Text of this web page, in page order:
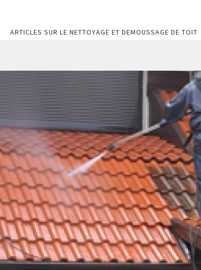
ARTICLES SUR LE NETTOYAGE ET DEMOUSSAGE DE TOIT